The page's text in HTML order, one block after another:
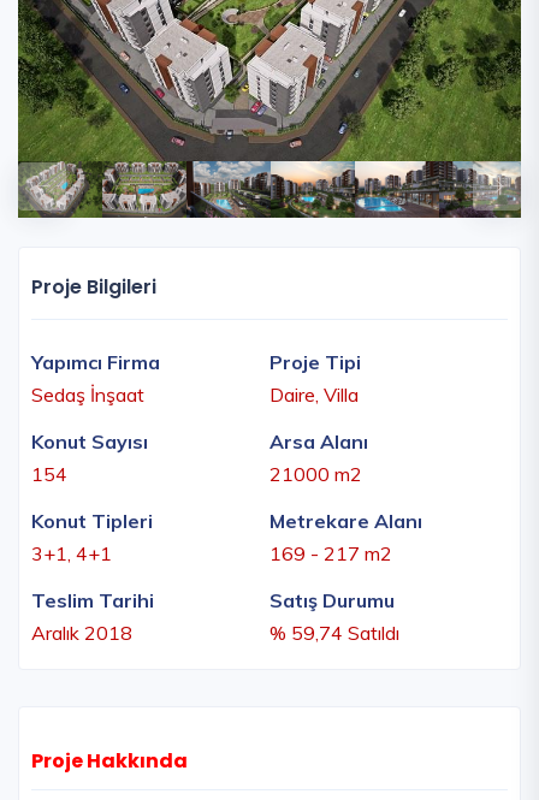
Proje Bilgileri
Yapımcı Firma
Sedaş İnşaat
Proje Tipi
Daire, Villa
Konut Sayısı
154
Arsa Alanı
21000 m2
Konut Tipleri
3+1, 4+1
Metrekare Alanı
169 - 217 m2
Teslim Tarihi
Aralık 2018
Satış Durumu
% 59,74 Satıldı
Proje Hakkında